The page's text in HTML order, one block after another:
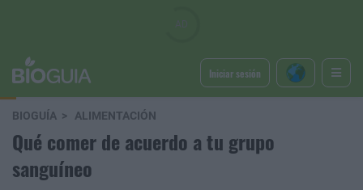
Iniciar sesión
BIOGUÍA ALIMENTACIÓN
Qué comer de acuerdo a tu grupo
sanguíneo